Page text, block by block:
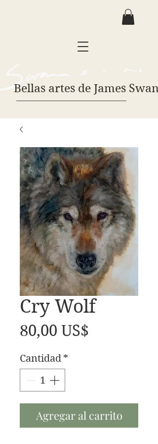
Bellas artes de James
Cry Wolf
80,00 US$
Cantidad *
Agregar al carrito